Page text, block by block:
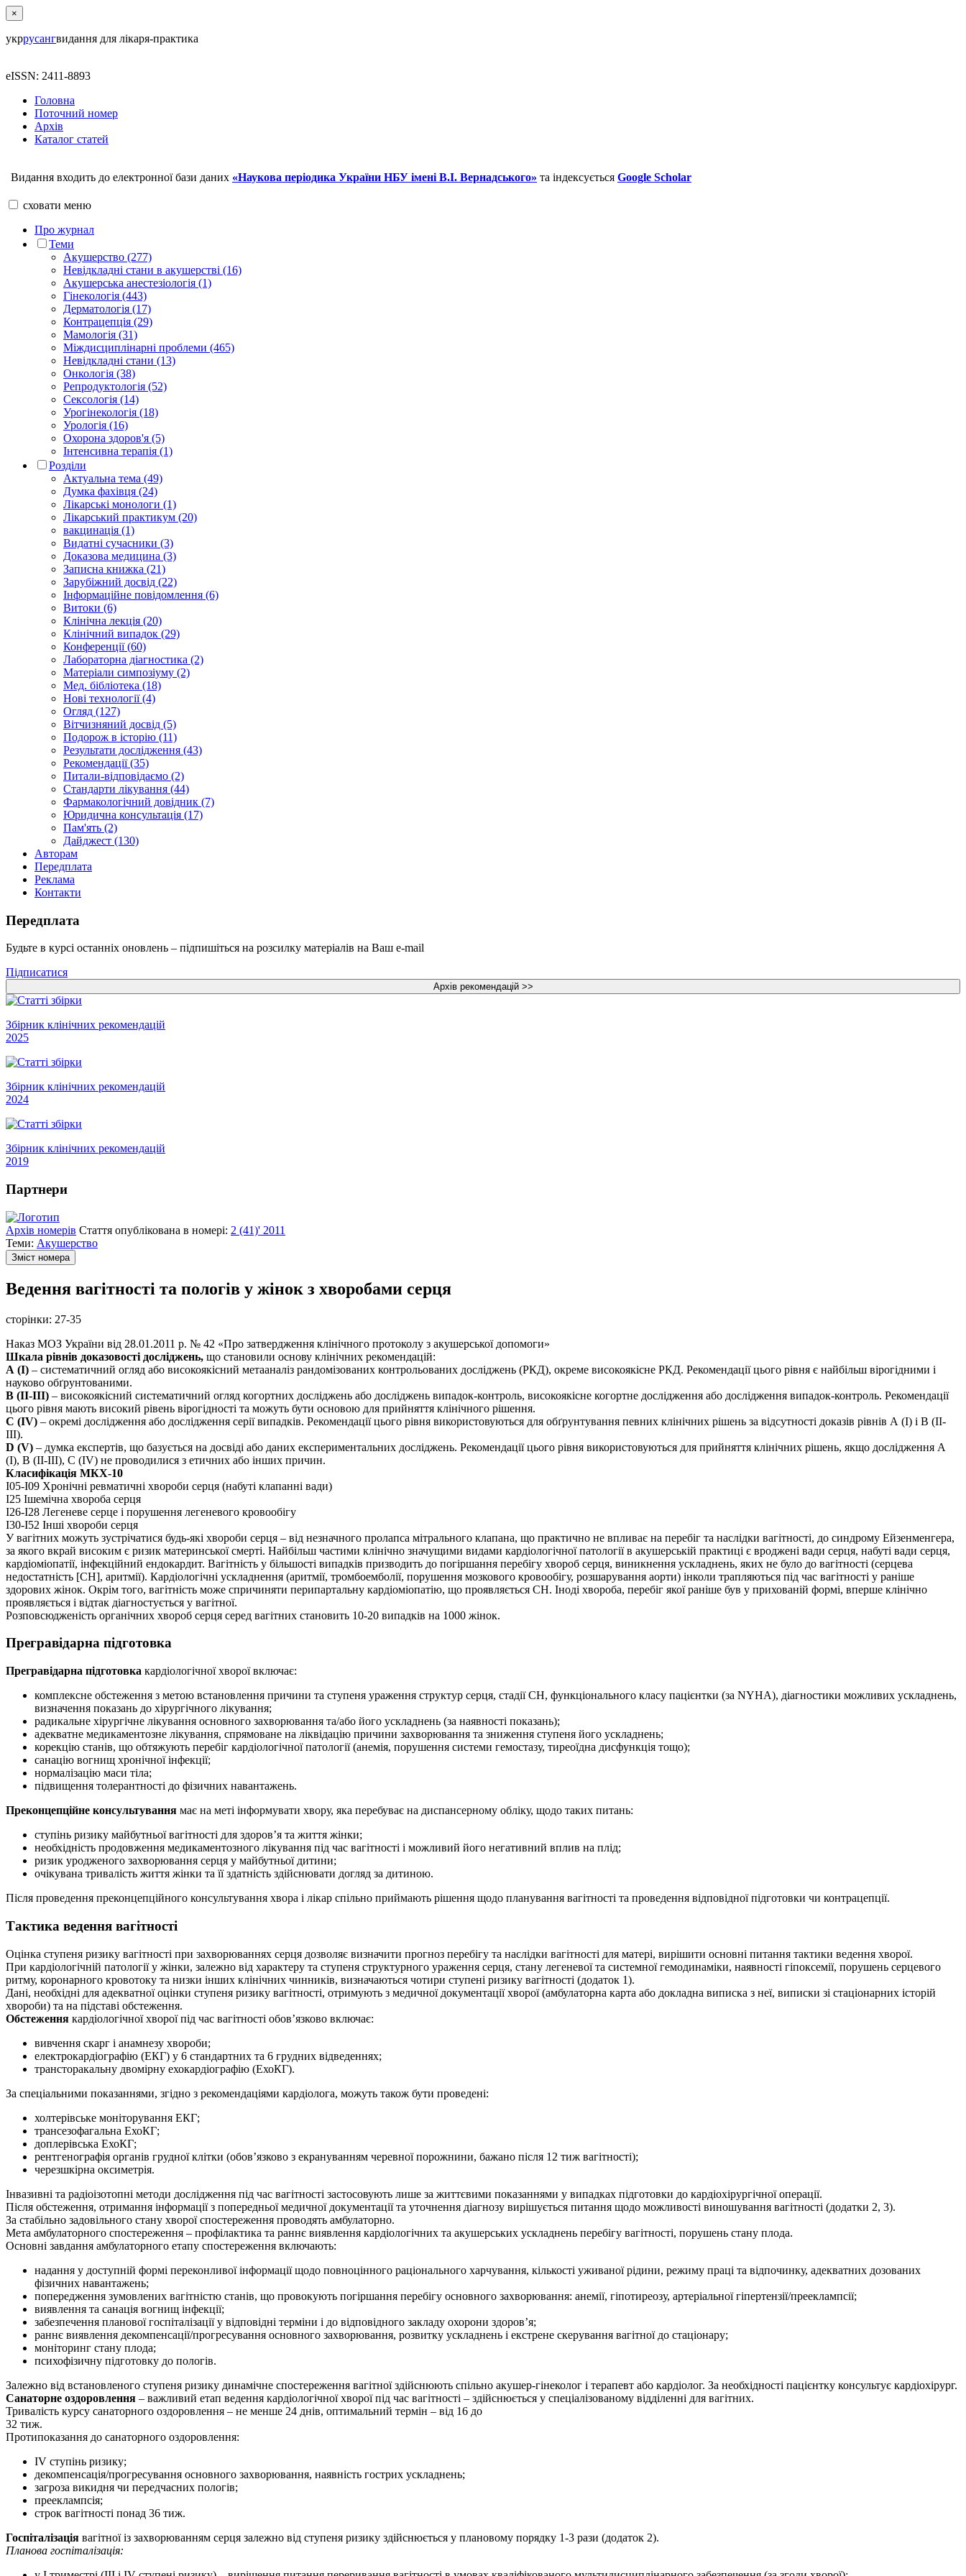
×
укррусангвидання для лікаря-практика
eISSN: 2411-8893
Головна
Поточний номер
Архів
Каталог статей
Видання входить до електронної бази даних «Наукова періодика України НБУ імені В.І. Вернадського» та індексується Google Scholar
сховати меню
Про журнал
Теми
Акушерство (277)
Невідкладні стани в акушерстві (16)
Акушерська анестезіологія (1)
Гінекологія (443)
Дерматологія (17)
Контрацепція (29)
Мамологія (31)
Міждисциплінарні проблеми (465)
Невідкладні стани (13)
Онкологія (38)
Репродуктологія (52)
Сексологія (14)
Урогінекологія (18)
Урологія (16)
Охорона здоров'я (5)
Інтенсивна терапія (1)
Розділи
Актуальна тема (49)
Думка фахівця (24)
Лікарські монологи (1)
Лікарський практикум (20)
вакцинація (1)
Видатні сучасники (3)
Доказова медицина (3)
Записна книжка (21)
Зарубіжний досвід (22)
Інформаційне повідомлення (6)
Витоки (6)
Клінічна лекція (20)
Клінічний випадок (29)
Конференції (60)
Лабораторна діагностика (2)
Матеріали симпозіуму (2)
Мед. бібліотека (18)
Нові технології (4)
Огляд (127)
Вітчизняний досвід (5)
Подорож в історію (11)
Результати дослідження (43)
Рекомендації (35)
Питали-відповідаємо (2)
Стандарти лікування (44)
Фармакологічний довідник (7)
Юридична консультація (17)
Пам'ять (2)
Дайджест (130)
Авторам
Передплата
Реклама
Контакти
Передплата
Будьте в курсі останніх оновлень – підпишіться на розсилку матеріалів на Ваш e-mail
Підписатися
Збірник клінічних рекомендацій
2025
Збірник клінічних рекомендацій
2024
Збірник клінічних рекомендацій
2019
Партнери
Архів номерів Стаття опублікована в номері: 2 (41)' 2011
Теми: Акушерство
Зміст номера
Ведення вагітності та пологів у жінок з хворобами серця
сторінки: 27-35
Наказ МОЗ України від 28.01.2011 р. № 42 «Про затвердження клінічного протоколу з акушерської допомоги»
Шкала рівнів доказовості досліджень, що становили основу клінічних рекомендацій:
А (І) – систематичний огляд або високоякісний метааналіз рандомізованих контрольованих досліджень (РКД), окреме високоякісне РКД. Рекомендації цього рівня є найбільш вірогідними і
науково обґрунтованими.
В (ІІ-ІІІ) – високоякісний систематичний огляд когортних досліджень або досліджень випадок-контроль, високоякісне когортне дослідження або дослідження випадок-контроль. Рекомендації
цього рівня мають високий рівень вірогідності та можуть бути основою для прийняття клінічного рішення.
С (ІV) – окремі дослідження або дослідження серії випадків. Рекомендації цього рівня використовуються для обґрунтування певних клінічних рішень за відсутності доказів рівнів А (І) і В (ІІ-
ІІІ).
D (V) – думка експертів, що базується на досвіді або даних експериментальних досліджень. Рекомендації цього рівня використовуються для прийняття клінічних рішень, якщо дослідження А
(І), В (ІІ-ІІІ), С (ІV) не проводилися з етичних або інших причин.
Класифікація МКХ-10
І05-І09 Хронічні ревматичні хвороби серця (набуті клапанні вади)
І25 Ішемічна хвороба серця
І26-І28 Легеневе серце і порушення легеневого кровообігу
І30-І52 Інші хвороби серця
У вагітних можуть зустрічатися будь-які хвороби серця – від незначного пролапса мітрального клапана, що практично не впливає на перебіг та наслідки вагітності, до синдрому Ейзенменгера,
за якого вкрай високим є ризик материнської смерті. Найбільш частими клінічно значущими видами кардіологічної патології в акушерській практиці є вроджені вади серця, набуті вади серця,
кардіоміопатії, інфекційний ендокардит. Вагітність у більшості випадків призводить до погіршання перебігу хвороб серця, виникнення ускладнень, яких не було до вагітності (серцева
недостатність [СН], аритмії). Кардіологічні ускладнення (аритмії, тромбоемболії, порушення мозкового кровообігу, розшарування аорти) інколи трапляються під час вагітності у раніше
здорових жінок. Окрім того, вагітність може спричиняти перипартальну кардіоміопатію, що проявляється СН. Іноді хвороба, перебіг якої раніше був у прихованій формі, вперше клінічно
проявляється і відтак діагностується у вагітної.
Розповсюдженість органічних хвороб серця серед вагітних становить 10-20 випадків на 1000 жінок.
Прегравідарна підготовка
Прегравідарна підготовка кардіологічної хворої включає:
комплексне обстеження з метою встановлення причини та ступеня ураження структур серця, стадії СН, функціонального класу пацієнтки (за NYHA), діагностики можливих ускладнень,
визначення показань до хірургічного лікування;
радикальне хірургічне лікування основного захворювання та/або його ускладнень (за наявності показань);
адекватне медикаментозне лікування, спрямоване на ліквідацію причини захворювання та зниження ступеня його ускладнень;
корекцію станів, що обтяжують перебіг кардіологічної патології (анемія, порушення системи гемостазу, тиреоїдна дисфункція тощо);
санацію вогнищ хронічної інфекції;
нормалізацію маси тіла;
підвищення толерантності до фізичних навантажень.
Преконцепційне консультування має на меті інформувати хвору, яка перебуває на диспансерному обліку, щодо таких питань:
ступінь ризику майбутньої вагітності для здоров’я та життя жінки;
необхідність продовження медикаментозного лікування під час вагітності і можливий його негативний вплив на плід;
ризик уродженого захворювання серця у майбутньої дитини;
очікувана тривалість життя жінки та її здатність здійснювати догляд за дитиною.
Після проведення преконцепційного консультування хвора і лікар спільно приймають рішення щодо планування вагітності та проведення відповідної підготовки чи контрацепції.
Тактика ведення вагітності
Оцінка ступеня ризику вагітності при захворюваннях серця дозволяє визначити прогноз перебігу та наслідки вагітності для матері, вирішити основні питання тактики ведення хворої.
При кардіологічній патології у жінки, залежно від характеру та ступеня структурного ураження серця, стану легеневої та системної гемодинаміки, наявності гіпоксемії, порушень серцевого
ритму, коронарного кровотоку та низки інших клінічних чинників, визначаються чотири ступені ризику вагітності (додаток 1).
Дані, необхідні для адекватної оцінки ступеня ризику вагітності, отримують з медичної документації хворої (амбулаторна карта або докладна виписка з неї, виписки зі стаціонарних історій
хвороби) та на підставі обстеження.
Обстеження кардіологічної хворої під час вагітності обов’язково включає:
вивчення скарг і анамнезу хвороби;
електрокардіографію (ЕКГ) у 6 стандартних та 6 грудних відведеннях;
трансторакальну двомірну ехокардіографію (ЕхоКГ).
За спеціальними показаннями, згідно з рекомендаціями кардіолога, можуть також бути проведені:
холтерівське моніторування ЕКГ;
трансезофагальна ЕхоКГ;
доплерівська ЕхоКГ;
рентгенографія органів грудної клітки (обов’язково з екрануванням черевної порожнини, бажано після 12 тиж вагітності);
черезшкірна оксиметрія.
Інвазивні та радіоізотопні методи дослідження під час вагітності застосовують лише за життєвими показаннями у випадках підготовки до кардіохірургічної операції.
Після обстеження, отримання інформації з попередньої медичної документації та уточнення діагнозу вирішується питання щодо можливості виношування вагітності (додатки 2, 3).
За стабільно задовільного стану хворої спостереження проводять амбулаторно.
Мета амбулаторного спостереження – профілактика та раннє виявлення кардіологічних та акушерських ускладнень перебігу вагітності, порушень стану плода.
Основні завдання амбулаторного етапу спостереження включають:
надання у доступній формі переконливої інформації щодо повноцінного раціонального харчування, кількості уживаної рідини, режиму праці та відпочинку, адекватних дозованих
фізичних навантажень;
попередження зумовлених вагітністю станів, що провокують погіршання перебігу основного захворювання: анемії, гіпотиреозу, артеріальної гіпертензії/прееклампсії;
виявлення та санація вогнищ інфекції;
забезпечення планової госпіталізації у відповідні терміни і до відповідного закладу охорони здоров’я;
раннє виявлення декомпенсації/прогресування основного захворювання, розвитку ускладнень і екстрене скерування вагітної до стаціонару;
моніторинг стану плода;
психофізичну підготовку до пологів.
Залежно від встановленого ступеня ризику динамічне спостереження вагітної здійснюють спільно акушер-гінеколог і терапевт або кардіолог. За необхідності пацієнтку консультує кардіохірург.
Санаторне оздоровлення – важливий етап ведення кардіологічної хворої під час вагітності – здійснюється у спеціалізованому відділенні для вагітних.
Тривалість курсу санаторного оздоровлення – не менше 24 днів, оптимальний термін – від 16 до
32 тиж.
Протипоказання до санаторного оздоровлення:
IV ступінь ризику;
декомпенсація/прогресування основного захворювання, наявність гострих ускладнень;
загроза викидня чи передчасних пологів;
прееклампсія;
строк вагітності понад 36 тиж.
Госпіталізація вагітної із захворюванням серця залежно від ступеня ризику здійснюється у плановому порядку 1-3 рази (додаток 2).
Планова госпіталізація: